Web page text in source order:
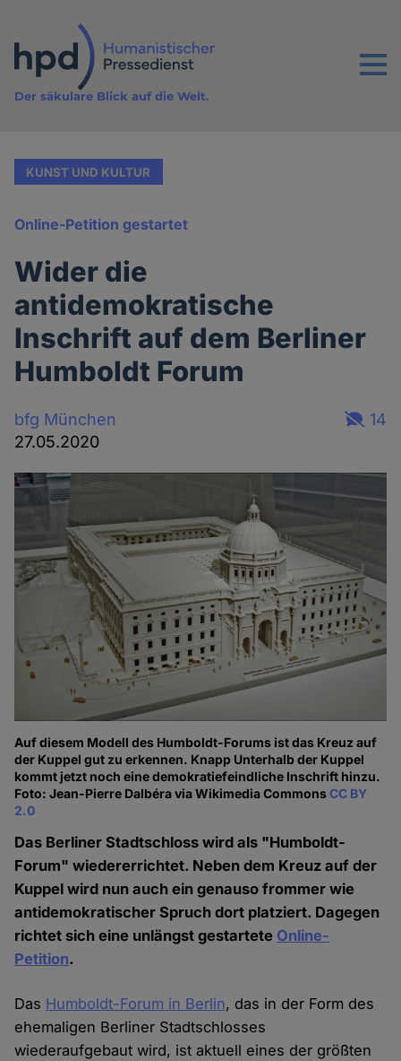
Inhalt
Menu
Der säkulare Blick auf die Welt.
KUNST UND KULTUR
Online-Petition gestartet
Wider die
antidemokratische
Inschrift auf dem Berliner
Humboldt Forum
bfg München
27.05.2020
14
Auf diesem Modell des Humboldt-Forums ist das Kreuz auf
der Kuppel gut zu erkennen. Knapp Unterhalb der Kuppel
kommt jetzt noch eine demokratiefeindliche Inschrift hinzu.
Foto: Jean-Pierre Dalbéra via Wikimedia CommonsCC BY
2.0
Das Berliner Stadtschloss wird als "Humboldt-
Forum" wiedererrichtet. Neben dem Kreuz auf der
Kuppel wird nun auch ein genauso frommer wie
antidemokratischer Spruch dort platziert. Dagegen
richtet sich eine unlängst gestartete Online-
Petition.
Das Humboldt-Forum in Berlin, das in der Form des
ehemaligen Berliner Stadtschlosses
wiederaufgebaut wird, ist aktuell eines der größten